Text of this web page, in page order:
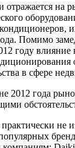
отражается на
Помимо
году влияние
в сфере
2012 года
не